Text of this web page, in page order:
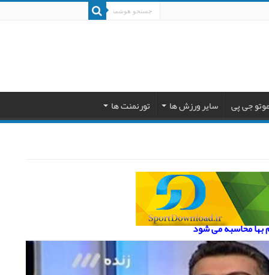
جی پی سایر ورزش ها تورنمنت ها
بها محاسبه می شود